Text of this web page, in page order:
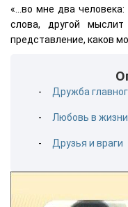
«…во мне два
слова, другой
представление, каков
Дружба
Любовь в
Друзья и враги